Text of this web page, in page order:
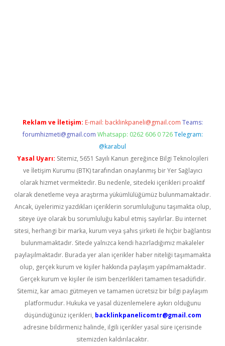
Reklam ve İletişim: E-mail: backlinkpaneli@gmail.com Teams:
forumhizmeti@gmail.com Whatsapp: 0262 606 0 726 Telegram:
@karabul
Yasal Uyarı: Sitemiz, 5651 Sayılı Kanun gereğince Bilgi Teknolojileri
ve İletişim Kurumu (BTK) tarafından onaylanmış bir Yer Sağlayıcı
olarak hizmet vermektedir. Bu nedenle, sitedeki içerikleri proaktif
olarak denetleme veya araştırma yükümlülüğümüz bulunmamaktadır.
Ancak, üyelerimiz yazdıkları içeriklerin sorumluluğunu taşımakta olup,
siteye üye olarak bu sorumluluğu kabul etmiş sayılırlar. Bu internet
sitesi, herhangi bir marka, kurum veya şahıs şirketi ile hiçbir bağlantısı
bulunmamaktadır. Sitede yalnızca kendi hazırladığımız makaleler
paylaşılmaktadır. Burada yer alan içerikler haber niteliği taşımamakta
olup, gerçek kurum ve kişiler hakkında paylaşım yapılmamaktadır.
Gerçek kurum ve kişiler ile isim benzerlikleri tamamen tesadüfidir.
Sitemiz, kar amacı gütmeyen ve tamamen ücretsiz bir bilgi paylaşım
platformudur. Hukuka ve yasal düzenlemelere aykırı olduğunu
düşündüğünüz içerikleri, backlinkpanelicomtr@gmail.com
adresine bildirmeniz halinde, ilgili içerikler yasal süre içerisinde
sitemizden kaldırılacaktır.